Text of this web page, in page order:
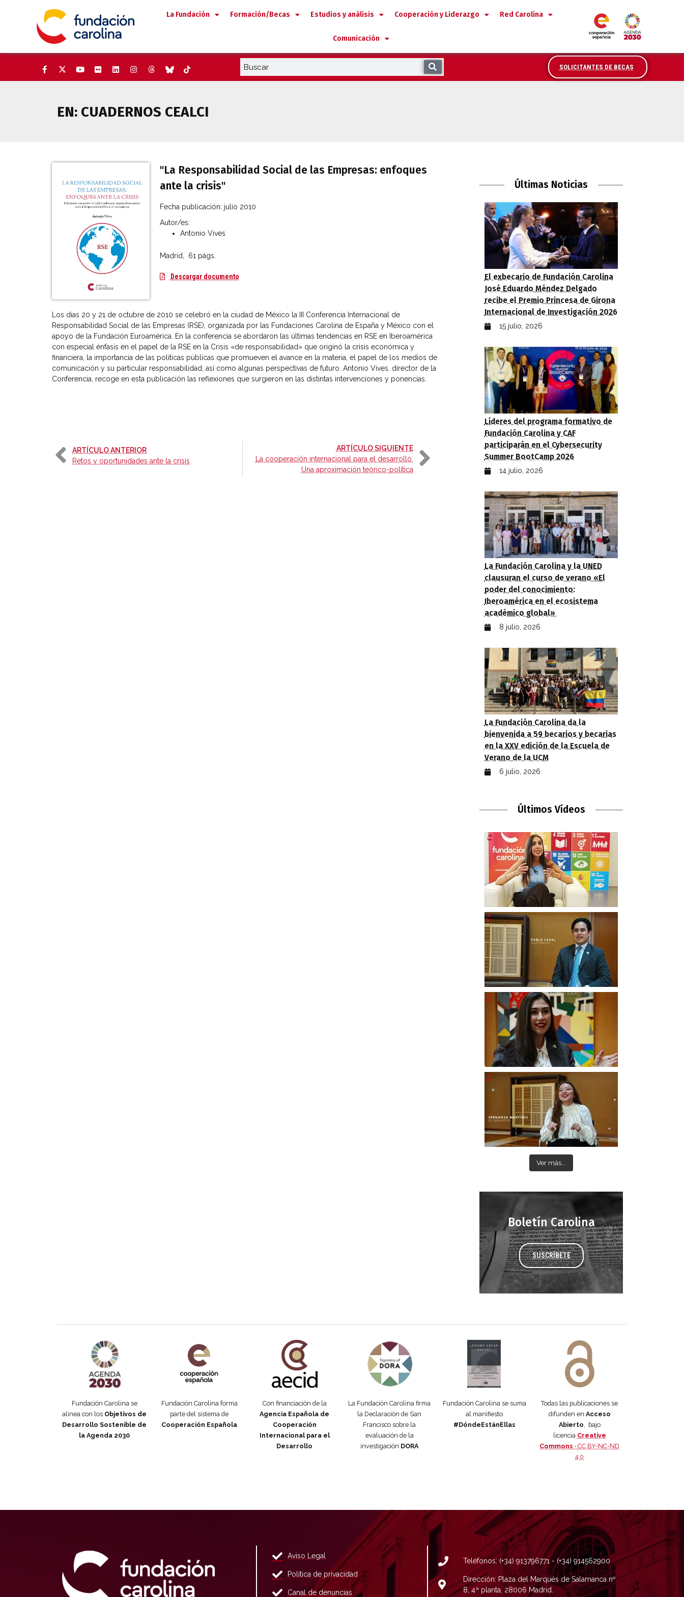
La Fundación Formación/Becas Estudios y análisis Cooperación y Liderazgo Red Carolina
Comunicación
SOLICITANTES DE BECAS
EN: CUADERNOS CEALCI
"La Responsabilidad Social de las Empresas: enfoques
ante la crisis"
Fecha publicación: julio 2010
Autor/es:
Antonio Vives
Madrid, 61 págs.
Descargar documentoLa Responsabilidad Social de las Empresas: enfoques ante la crisis (PDF)
Los días 20 y 21 de octubre de 2010 se celebró en la ciudad de México la III Conferencia Internacional de
Responsabilidad Social de las Empresas (RSE), organizada por las Fundaciones Carolina de España y México con el
apoyo de la Fundación Euroamérica. En la conferencia se abordaron las últimas tendencias en RSE en Iberoamérica
con especial énfasis en el papel de la RSE en la Crisis «de responsabilidad» que originó la crisis económica y
financiera, la importancia de las políticas públicas que promueven el avance en la materia, el papel de los medios de
comunicación y su particular responsabilidad, así como algunas perspectivas de futuro. Antonio Vives. director de la
Conferencia, recoge en esta publicación las reflexiones que surgieron en las distintas intervenciones y ponencias.
ARTÍCULO ANTERIOR-
Retos y oportunidades ante la crisis
ARTÍCULO SIGUIENTE-
La cooperación internacional para el desarrollo.
Una aproximación teórico-política
Últimas Noticias
El exbecario de Fundación Carolina
José Eduardo Méndez Delgado
recibe el Premio Princesa de Girona
Internacional de Investigación 2026
15 julio, 2026
Líderes del programa formativo de
Fundación Carolina y CAF
participarán en el Cybersecurity
Summer BootCamp 2026
14 julio, 2026
La Fundación Carolina y la UNED
clausuran el curso de verano «El
poder del conocimiento:
Iberoamérica en el ecosistema
académico global»
8 julio, 2026
La Fundación Carolina da la
bienvenida a 59 becarios y becarias
en la XXV edición de la Escuela de
Verano de la UCM
6 julio, 2026
Últimos Vídeos
Ver más...
Boletín Carolina
SUSCRÍBETE
Fundación Carolina se
alinea con los Objetivos de
Desarrollo Sostenible de
la Agenda 2030
Fundación Carolina forma
parte del sistema de
Cooperación Española
Con financiación de la
Agencia Española de
Cooperación
Internacional para el
Desarrollo
La Fundación Carolina firma
la Declaración de San
Francisco sobre la
evaluación de la
investigación DORA
Fundación Carolina se suma
al manifiesto
#DóndeEstánEllas
Todas las publicaciones se
difunden en Acceso
Abierto , bajo
licencia Creative
Commons ·CC BY-NC-ND
4.0
Aviso Legal
Política de privacidad
Canal de denuncias
Teléfonos: (+34) 913796771 - (+34) 914562900
Dirección: Plaza del Marqués de Salamanca nº
8, 4ª planta, 28006 Madrid.